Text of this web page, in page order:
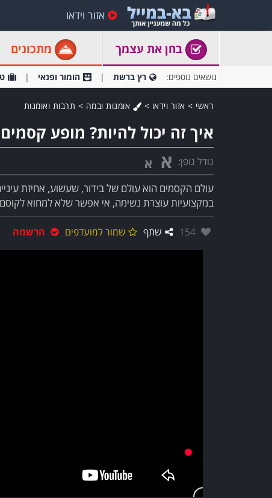
אזור וידאו
בחן את עצמך מתכונים
נושאים נוספים: רץ ברשת הומור ופנאי
ראשי > אזור וידאו > אומנות ובמה > תרבות ואומנות
איך זה יכול להיות? מופע
גודל גופן: א א
עולם הקסמים הוא עולם של בידור, שעשוע, אחיזת
במקצועיות עוצרת נשימה, אי אפשר שלא למחוא
אהבו:
154 שתף שמור למועדפים הרשמה